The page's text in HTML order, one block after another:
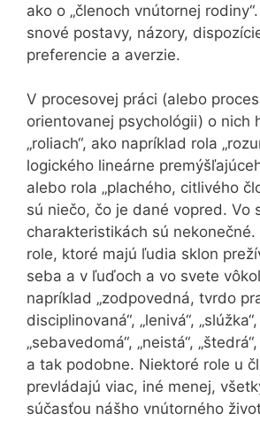
ako o „členoch vnútornej
snové postavy, názory,
preferencie a averzie.
V procesovej práci (alebo
orientovanej psychológii) o nich
„roliach“, ako napríklad rola
logického lineárne
alebo rola „plachého, citlivého
sú niečo, čo je dané vopred. Vo
charakteristikách sú nekonečné.
role, ktoré majú ľudia sklon
seba a v ľuďoch a vo svete
napríklad „zodpovedná, tvrdo
disciplinovaná“, „lenivá“,
„sebavedomá“, „neistá“,
a tak podobne. Niektoré role u
prevládajú viac, iné menej,
súčasťou nášho vnútorného